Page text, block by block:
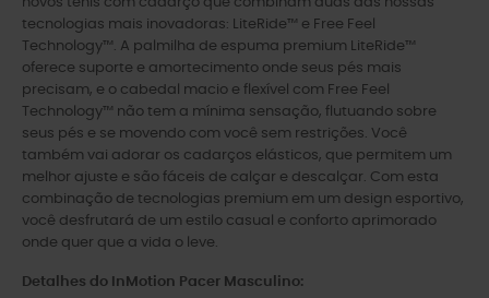
tecnologias mais inovadoras: LiteRide™ e Free Feel
Technology™. A palmilha de espuma premium LiteRide™
oferece suporte e amortecimento onde seus pés mais
precisam, e o cabedal macio e flexível com Free Feel
Technology™ não tem a mínima sensação, flutuando sobre
seus pés e se movendo com você sem restrições. Você
também vai adorar os cadarços elásticos, que permitem um
melhor ajuste e são fáceis de calçar e descalçar. Com esta
combinação de tecnologias premium em um design esportivo,
você desfrutará de um estilo casual e conforto aprimorado
onde quer que a vida o leve.
Detalhes do InMotion Pacer Masculino: